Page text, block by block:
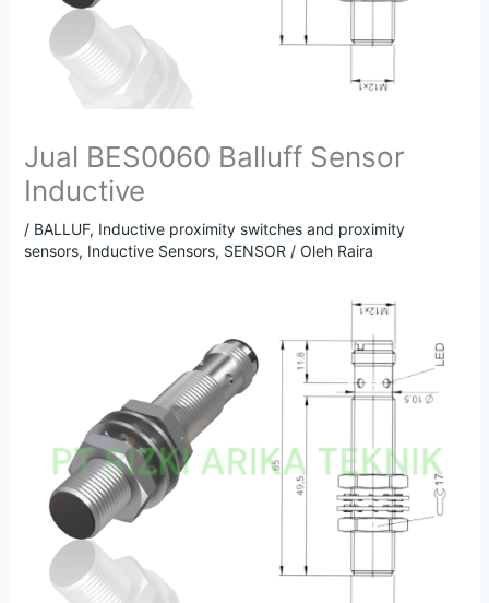
Jual BES0060 Balluff Sensor
Inductive
/ BALLUF, Inductive proximity switches and proximity
sensors, Inductive Sensors, SENSOR / Oleh Raira